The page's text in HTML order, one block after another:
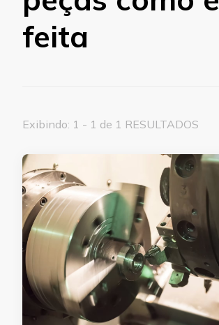
feita
Exibindo: 1 - 1 de 1 RESULTADOS